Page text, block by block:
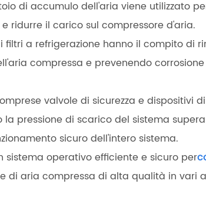
di accumulo dell'aria viene utilizzato
ridurre il carico sul compressore d'aria.
filtri a refrigerazione hanno il compito di
compressa e prevenendo
valvole di sicurezza e dispositivi
pressione di scarico del sistema
sicuro dell'intero sistema.
sistema operativo efficiente e sicuro per
di aria compressa di alta qualità in vari